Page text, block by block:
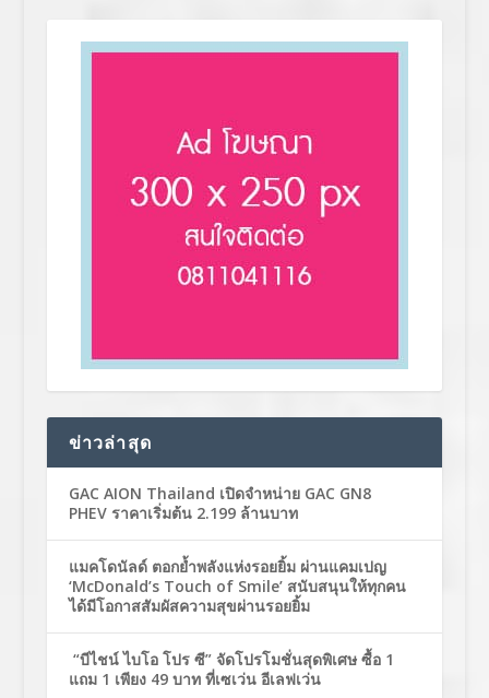
ข่าวล่าสุด
GAC AION Thailand เปิดจำหน่าย GAC GN8
PHEV ราคาเริ่มต้น 2.199 ล้านบาท
แมคโดนัลด์ ตอกย้ำพลังแห่งรอยยิ้ม ผ่านแคมเปญ
‘McDonald’s Touch of Smile’ สนับสนุนให้ทุกคน
ได้มีโอกาสสัมผัสความสุขผ่านรอยยิ้ม
“บีไชน์ ไบโอ โปร ซี” จัดโปรโมชั่นสุดพิเศษ ซื้อ 1
แถม 1 เพียง 49 บาท ที่เซเว่น อีเลฟเว่น